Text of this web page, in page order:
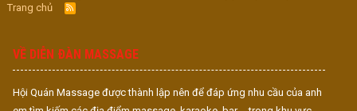
Trang chủ
R
S
VỀ DIỄN ĐÀN MASSAGE
Hội Quán Massage được thành lập nên để đáp ứng nhu cầu của anh